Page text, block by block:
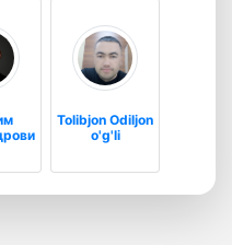
Tolibjon Odiljon
o'g'li